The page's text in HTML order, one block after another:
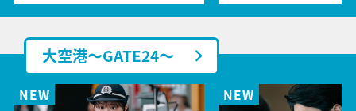
大空港～GATE24～